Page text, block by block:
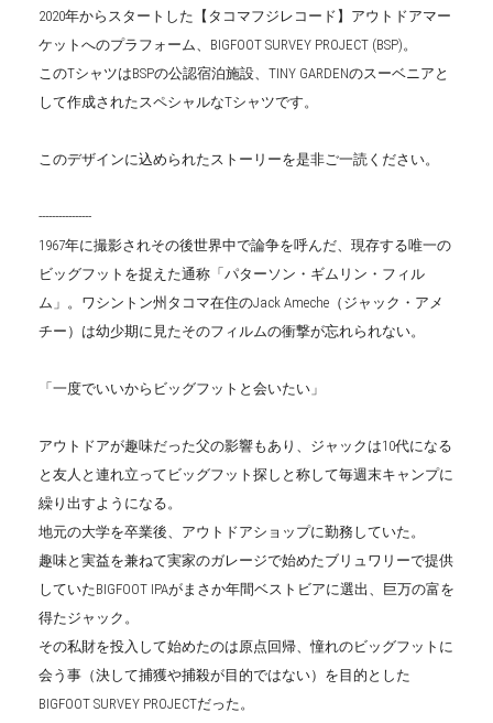
2020年からスタートした【タコマフジレコード】アウトドアマー
ケットへのプラフォーム、BIGFOOT SURVEY PROJECT (BSP)。
このTシャツはBSPの公認宿泊施設、TINY GARDENのスーベニアと
して作成されたスペシャルなTシャツです。
このデザインに込められたストーリーを是非ご一読ください。
----------------
1967年に撮影されその後世界中で論争を呼んだ、現存する唯一の
ビッグフットを捉えた通称「パターソン・ギムリン・フィル
ム」。ワシントン州タコマ在住のJack Ameche（ジャック・アメ
チー）は幼少期に見たそのフィルムの衝撃が忘れられない。
「一度でいいからビッグフットと会いたい」
アウトドアが趣味だった父の影響もあり、ジャックは10代になる
と友人と連れ立ってビッグフット探しと称して毎週末キャンプに
繰り出すようになる。
地元の大学を卒業後、アウトドアショップに勤務していた。
趣味と実益を兼ねて実家のガレージで始めたブリュワリーで提供
していたBIGFOOT IPAがまさか年間ベストビアに選出、巨万の富を
得たジャック。
その私財を投入して始めたのは原点回帰、憧れのビッグフットに
会う事（決して捕獲や捕殺が目的ではない）を目的とした
BIGFOOT SURVEY PROJECTだった。